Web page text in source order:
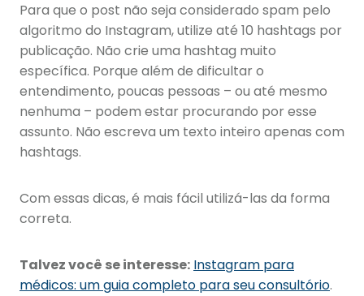
Para que o post não seja considerado spam pelo
algoritmo do Instagram, utilize até 10 hashtags por
publicação. Não crie uma hashtag muito
específica. Porque além de dificultar o
entendimento, poucas pessoas – ou até mesmo
nenhuma – podem estar procurando por esse
assunto. Não escreva um texto inteiro apenas com
hashtags.
Com essas dicas, é mais fácil utilizá-las da forma
correta.
Talvez você se interesse: Instagram para
médicos: um guia completo para seu consultório.